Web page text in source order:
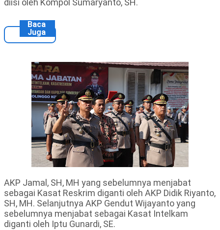
diisi oleh Kompol Sumaryanto, SH.
Baca
Juga
AKP Jamal, SH, MH yang sebelumnya menjabat
sebagai Kasat Reskrim diganti oleh AKP Didik Riyanto,
SH, MH. Selanjutnya AKP Gendut Wijayanto yang
sebelumnya menjabat sebagai Kasat Intelkam
diganti oleh Iptu Gunardi, SE.